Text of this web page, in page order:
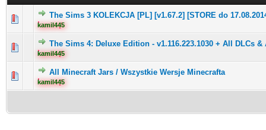
The Sims 3 KOLEKCJA [PL] [v1.67.2] [STORE do
kamil445
The Sims 4: Deluxe Edition - v1.116.223.1030 + All DLCs &
kamil445
All Minecraft Jars / Wszystkie Wersje Minecrafta
kamil445